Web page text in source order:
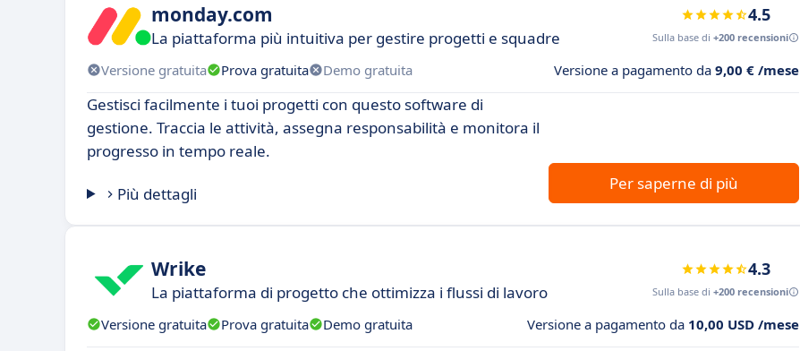
monday.com
La piattaforma più intuitiva per gestire progetti e squadre
4.5
Sulla base di +200 recensioni
Versione gratuita Prova gratuita Demo gratuita Versione a pagamento da 9,00 € /mese
Gestisci facilmente i tuoi progetti con questo software di
gestione. Traccia le attività, assegna responsabilità e monitora il
progresso in tempo reale.
Più dettagli
Per saperne di più
Wrike
La piattaforma di progetto che ottimizza i flussi di lavoro
4.3
Sulla base di +200 recensioni
Versione gratuita Prova gratuita Demo gratuita Versione a pagamento da 10,00 USD /mese